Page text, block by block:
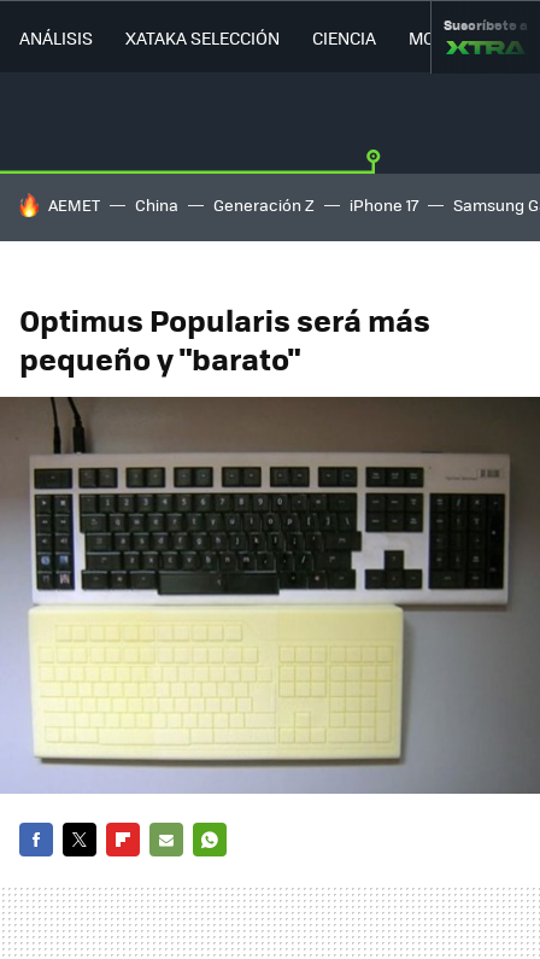
ANÁLISIS XATAKA SELECCIÓN CIENCIA MOVILIDAD
Suscríbete a
HOY SE HABLA DE
AEMET China Generación Z iPhone 17 Samsung
Optimus Popularis será más
pequeño y "barato"
MAIL